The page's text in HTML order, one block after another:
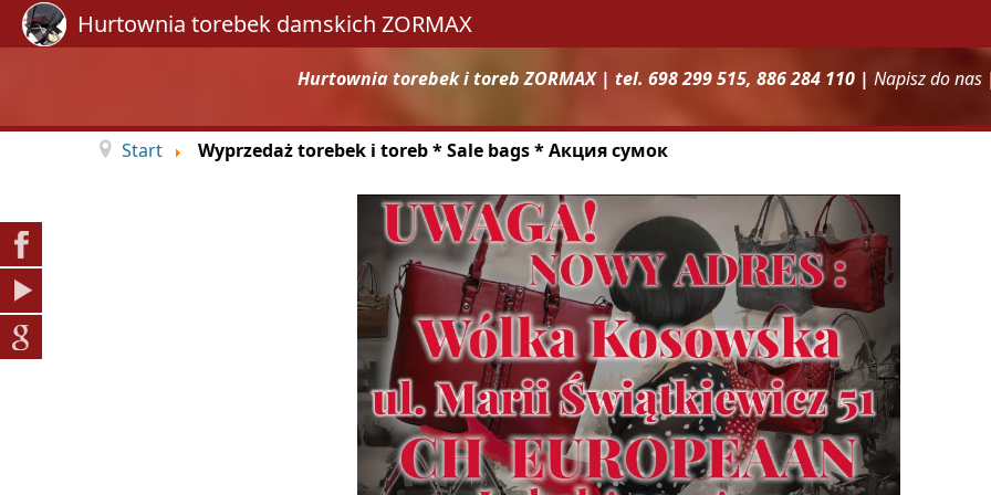
Hurtownia torebek i toreb ZORMAX | tel. 698 299 515, 886 284 110 | Napisz do nas
Start Wyprzedaż torebek i toreb * Sale bags * Акция сумок
Hurtownia torebek damskich ZORMAX